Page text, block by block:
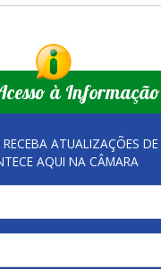
de Referência em
dos serviços
inspirado nos casos
nas melhorias da
prestados
se concentra
remoto,
ambiente de
digital e
todos as
à Informação
ATUALIZAÇÕES
AQUI NA CÂMARA